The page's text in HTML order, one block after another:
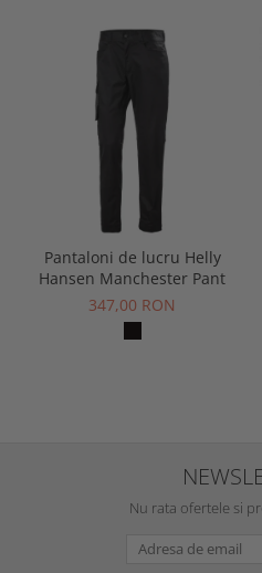
Pantaloni de lucru Helly
Hansen Manchester Pant
347,00 RON
Nu rata ofertele si